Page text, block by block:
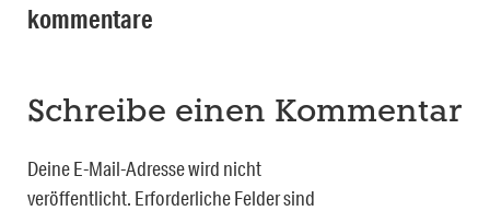
kommentare
Schreibe einen Kommentar
Deine E-Mail-Adresse wird nicht
veröffentlicht. Erforderliche Felder sind